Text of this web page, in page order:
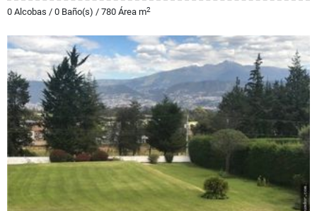
0 Alcobas / 0 Baño(s) / 780 Área m2